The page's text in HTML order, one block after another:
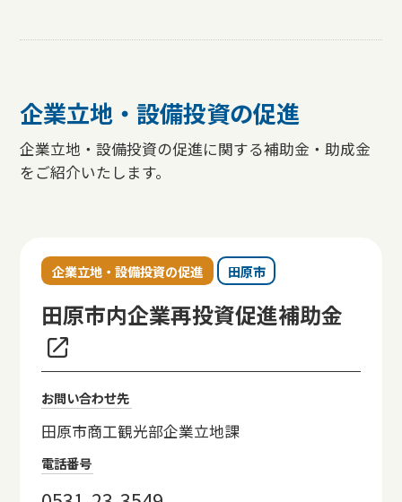
企業立地・設備投資の促進
企業立地・設備投資の促進に関する補助金・助成金
をご紹介いたします。
企業立地・設備投資の促進 田原市
田原市内企業再投資促進補助金
お問い合わせ先
田原市商工観光部企業立地課
電話番号